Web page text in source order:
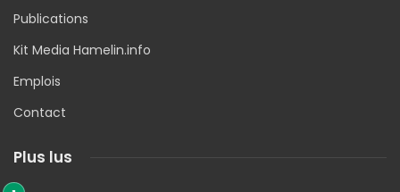
Publications
Kit Media Hamelin.info
Emplois
Contact
Plus lus